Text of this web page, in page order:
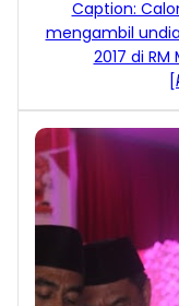
Caption:
mengambil
2017 di
[